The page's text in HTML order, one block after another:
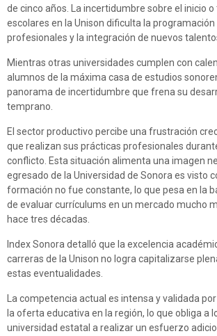
de cinco años. La incertidumbre sobre el inicio
escolares en la Unison dificulta la
profesionales y la integración de nuevos
Mientras otras universidades cumplen con
alumnos de la máxima casa de estudios
panorama de incertidumbre que frena su
temprano.
El sector productivo percibe una frustración
que realizan sus prácticas profesionales
conflicto. Esta situación alimenta una imagen
egresado de la Universidad de Sonora es visto
formación no fue constante, lo que pesa en la
de evaluar currículums en un mercado mucho
hace tres décadas.
Index Sonora detalló que la excelencia
carreras de la Unison no logra capitalizarse
estas eventualidades.
La competencia actual es intensa y validada
la oferta educativa en la región, lo que obliga a
universidad estatal a realizar un esfuerzo